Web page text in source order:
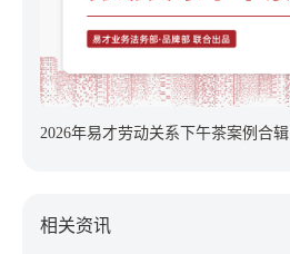
2026年易才劳动关系下午茶案例合辑
相关资讯